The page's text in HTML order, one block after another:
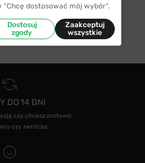
DO 14 DNI
czy chcesz zostawić
czy zwrócisz
dostosować mój wybór”.
Dostosuj
zgody
Zaakceptuj
wszystkie